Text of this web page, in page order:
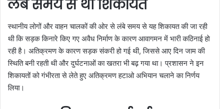
लंबे समय से थी शिकायत
स्थानीय लोगों और वाहन चालकों की ओर से लंबे समय से यह शिकायत की जा रही
थी कि सड़क किनारे किए गए अवैध निर्माण के कारण आवागमन में भारी कठिनाई हो
रही है। अतिक्रमण के कारण सड़क संकरी हो गई थी, जिससे आए दिन जाम की
स्थिति बनी रहती थी और दुर्घटनाओं का खतरा भी बढ़ गया था। प्रशासन ने इन
शिकायतों को गंभीरता से लेते हुए अतिक्रमण हटाओ अभियान चलाने का निर्णय
लिया।